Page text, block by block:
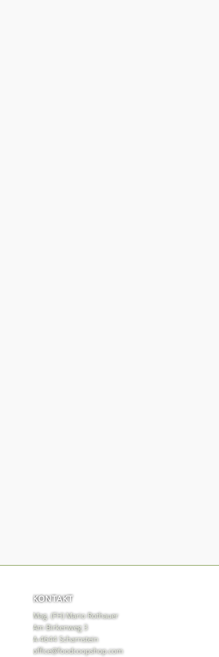
KONTAKT
Mag. (FH) Mario Rothauer
Am Birkenweg 3
A-4644 Scharnstein
office@foodcoopshop.com